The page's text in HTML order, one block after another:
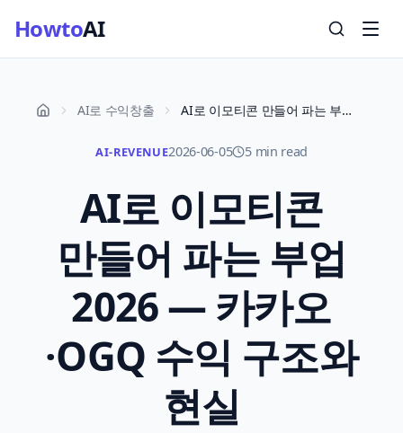
HowtoAI
AI로 수익창출 AI로 이모티콘 만들어 파는 부업 2026 — 카카오·OGQ 수익 구조와 현실
AI-REVENUE2026-06-05 5 min read
AI로 이모티콘
만들어 파는 부업
2026 — 카카오
·OGQ 수익 구조와
현실